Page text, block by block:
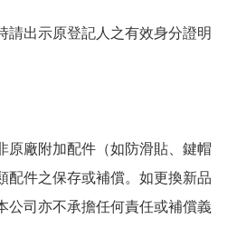
請出示原登記人之有效身分證明
原廠附加配件（如防滑貼、鍵帽
配件之保存或補償。如更換新品
公司亦不承擔任何責任或補償義